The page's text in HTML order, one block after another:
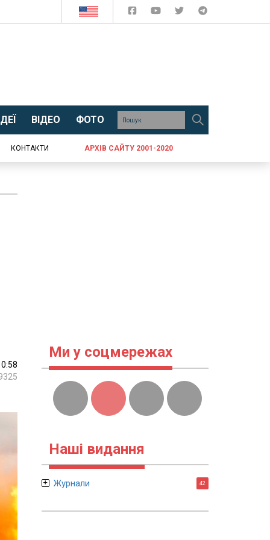
ВІДЕО ФОТО
КОНТАКТИ АРХІВ САЙТУ 2001-2020
Ми у соцмережах
Наші видання
Журнали 42